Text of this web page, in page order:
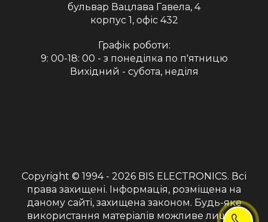
бульвар Вацлава Гавела, 4
корпус 1, офіс 432
Графік роботи:
9: 00-18: 00 - з понеділка по п'ятницю
Вихідний - субота, неділя
Copyright © 1994 - 2026 BIS ELECTRONICS. Всі
права захищені. Інформація, розміщена на
даному сайті, захищена законом. Будь-яке
використання матеріалів можливе лише з